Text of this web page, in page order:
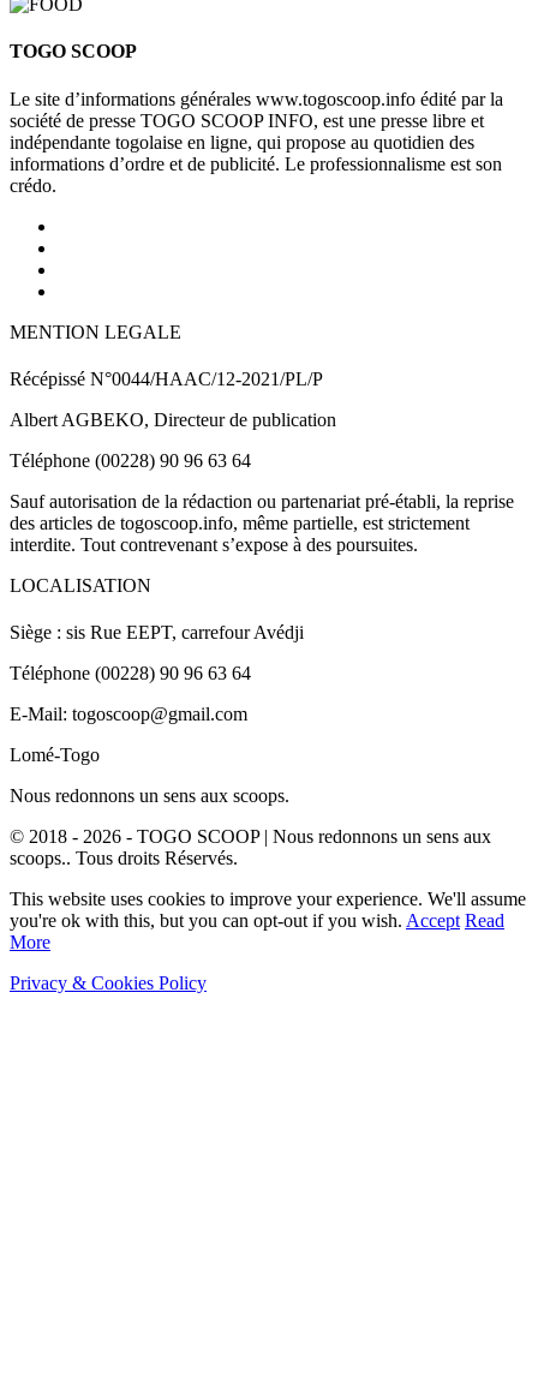
TOGO SCOOP
Le site d’informations générales www.togoscoop.info édité par la
société de presse TOGO SCOOP INFO, est une presse libre et
indépendante togolaise en ligne, qui propose au quotidien des
informations d’ordre et de publicité. Le professionnalisme est son
crédo.
MENTION LEGALE
Récépissé N°0044/HAAC/12-2021/PL/P
Albert AGBEKO, Directeur de publication
Téléphone (00228) 90 96 63 64
Sauf autorisation de la rédaction ou partenariat pré-établi, la reprise
des articles de togoscoop.info, même partielle, est strictement
interdite. Tout contrevenant s’expose à des poursuites.
LOCALISATION
Siège : sis Rue EEPT, carrefour Avédji
Téléphone (00228) 90 96 63 64
E-Mail: togoscoop@gmail.com
Lomé-Togo
Nous redonnons un sens aux scoops.
© 2018 - 2026 - TOGO SCOOP | Nous redonnons un sens aux
scoops.. Tous droits Réservés.
This website uses cookies to improve your experience. We'll assume
you're ok with this, but you can opt-out if you wish. Accept Read
More
Privacy & Cookies Policy